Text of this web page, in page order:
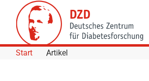
Skip to Content
Start Artikel